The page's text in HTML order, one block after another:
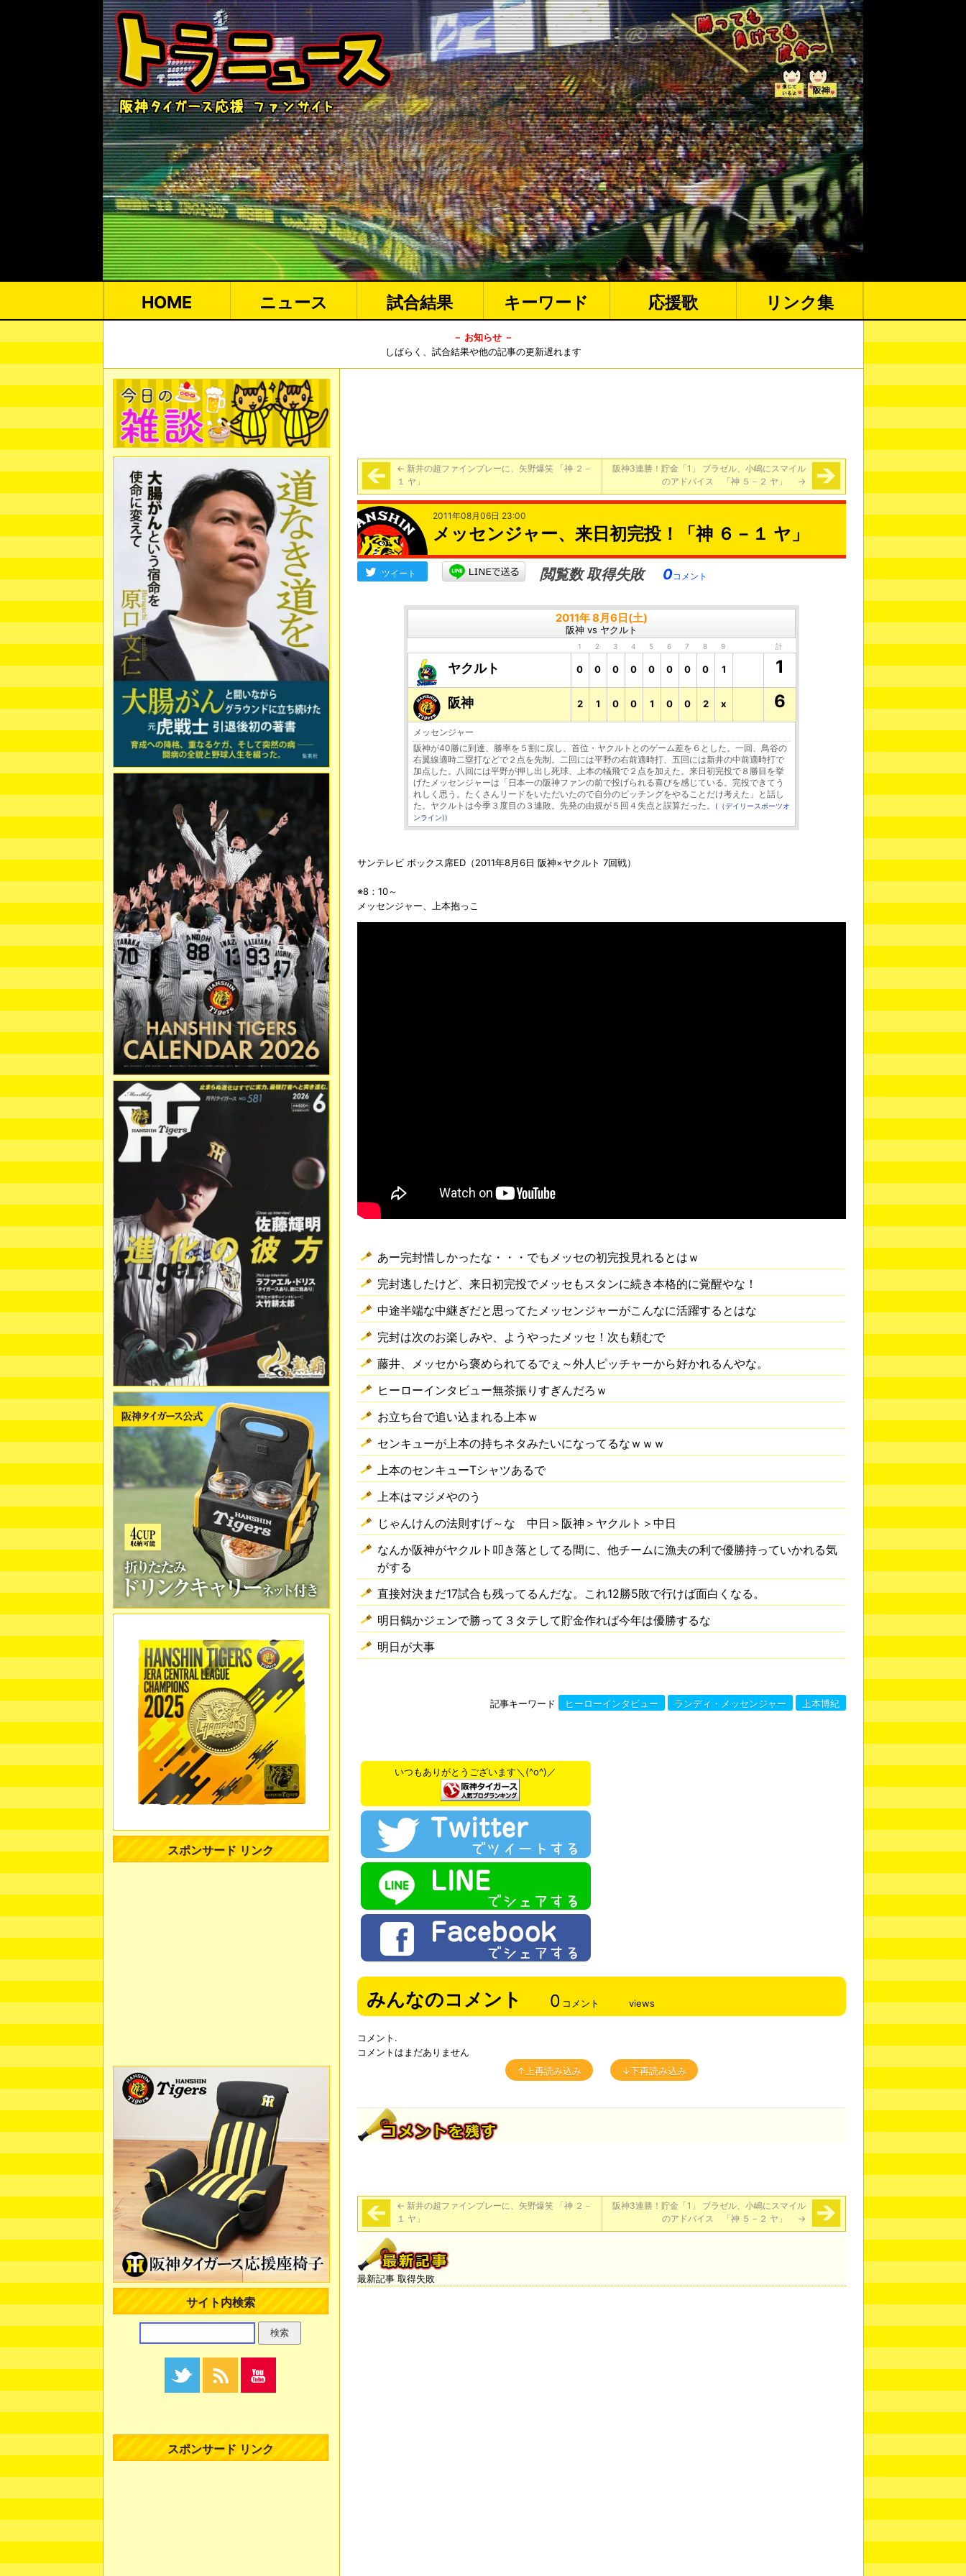
HOME ニュース 試合結果 キーワード 応援歌 リンク集
－ お知らせ －
しばらく、試合結果や他の記事の更新遅れます
← 新井の超ファインプレーに、矢野爆笑 「神 ２－
１ ヤ」
阪神3連勝！貯金「1」 ブラゼル、小嶋にスマイル
のアドバイス 「神 ５－２ ヤ」 →
2011年08月06日 23:00
メッセンジャー、来日初完投！「神 ６－１ ヤ」
ツイート 閲覧数 取得失敗 0コメント
2011年 8月6日(土)
阪神 vs ヤクルト
1 2 3 4 5 6 7 8 9 計
ヤクルト 0 0 0 0 0 0 0 0 1 1
阪神 2 1 0 0 1 0 0 2 x 6
メッセンジャー
阪神が40勝に到達、勝率を５割に戻し、首位・ヤクルトとのゲーム差を６とした。一回、鳥谷の
右翼線適時二塁打などで２点を先制。二回には平野の右前適時打、五回には新井の中前適時打で
加点した。八回には平野が押し出し死球、上本の犠飛で２点を加えた。来日初完投で８勝目を挙
げたメッセンジャーは「日本一の阪神ファンの前で投げられる喜びを感じている。完投できてう
れしく思う。たくさんリードをいただいたので自分のピッチングをやることだけ考えた」と話し
た。ヤクルトは今季３度目の３連敗。先発の由規が５回４失点と誤算だった。
(（デイリースポーツオ
ンライン))
サンテレビ ボックス席ED（2011年8月6日 阪神×ヤクルト 7回戦）
※8：10～
メッセンジャー、上本抱っこ
あー完封惜しかったな・・・でもメッセの初完投見れるとはｗ
完封逃したけど、来日初完投でメッセもスタンに続き本格的に覚醒やな！
中途半端な中継ぎだと思ってたメッセンジャーがこんなに活躍するとはな
完封は次のお楽しみや、ようやったメッセ！次も頼むで
藤井、メッセから褒められてるでぇ～外人ピッチャーから好かれるんやな。
ヒーローインタビュー無茶振りすぎんだろｗ
お立ち台で追い込まれる上本ｗ
センキューが上本の持ちネタみたいになってるなｗｗｗ
上本のセンキューTシャツあるで
上本はマジメやのう
じゃんけんの法則すげ～な 中日＞阪神＞ヤクルト＞中日
なんか阪神がヤクルト叩き落としてる間に、他チームに漁夫の利で優勝持っていかれる気
がする
直接対決まだ17試合も残ってるんだな。これ12勝5敗で行けば面白くなる。
明日鶴かジェンで勝って３タテして貯金作れば今年は優勝するな
明日が大事
記事キーワード ヒーローインタビュー ランディ・メッセンジャー 上本博紀
いつもありがとうございます＼(^o^)／
みんなのコメント 0 コメント views
コメント.
コメントはまだありません
↑上再読み込み
↓下再読み込み
← 新井の超ファインプレーに、矢野爆笑 「神 ２－
１ ヤ」
阪神3連勝！貯金「1」 ブラゼル、小嶋にスマイル
のアドバイス 「神 ５－２ ヤ」 →
最新記事 取得失敗
スポンサード リンク
サイト内検索
スポンサード リンク